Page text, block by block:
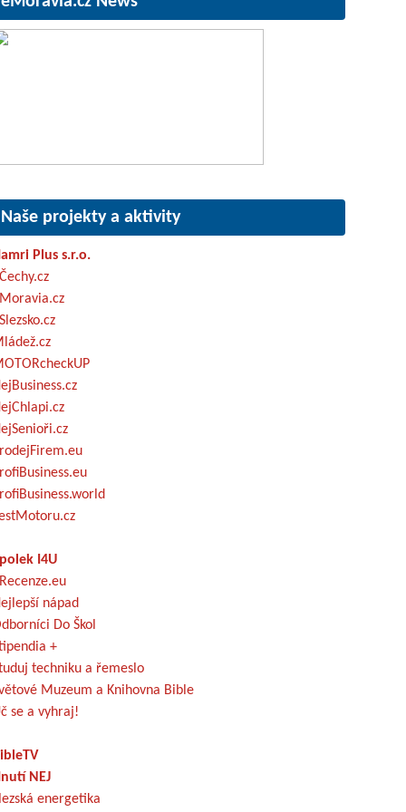
Naše projekty a aktivity
Plus s.r.o.
I4U
nápad
Do Škol
+
techniku a řemeslo
Muzeum a Knihovna Bible
se a vyhraj!
NEJ
energetika